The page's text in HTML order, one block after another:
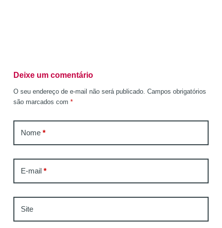
Deixe um comentário
O seu endereço de e-mail não será publicado. Campos obrigatórios
são marcados com *
Nome*
E-mail*
Site